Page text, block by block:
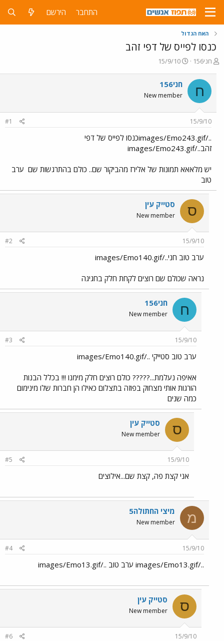
התחבר הירשם
האח הגדול
כנסו לפייס של דפי זהב
פ
ח
ה
ו
ש
חני156
פ
ס
ם
ת
י
ך
15/9/10
ח חני156
New member
15/9/10
#1
../images/Emo243.gifכנסו לפייס של דפי
זהב../images/Emo243.gif
יש מלאאא תמונות של אלירז מהביקור שם.. כולם בהתרגשות שם ערב
טוב
ס סטייק עין
New member
15/9/10
#2
ערב טוב חני../images/Emo140.gif
נראה שכולם שם רוצים לקחת חלק בחגיגה
ח חני156
New member
15/9/10
#3
ערב טוב סטייקי ../images/Emo140.gif
אאיפה נעלמת...????? כולם רוצים חלק מימנו !!! בכלל הבנות
הורגות אותי מצחוק בפוזה בתצלום כאילו הן חברות שלו מינימום
כמה שנים
ס סטייק עין
New member
15/9/10
#5
אני קצת פה, קצת שם...אילוצים
מ מיצי החתולה5
New member
15/9/10
#4
../images/Emo13.gif ערב טוב ../images/Emo13.gif
ס סטייק עין
New member
15/9/10
#6